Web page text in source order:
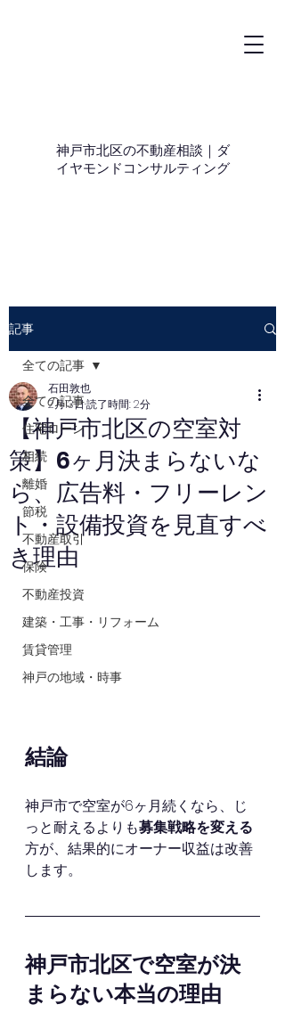
神戸市北区の不動産相談｜ダ
イヤモンドコンサルティング
記事
全ての記事
住宅ローン
相続
離婚
節税
不動産取引
保険
不動産投資
建築・工事・リフォーム
賃貸管理
神戸の地域・時事
全ての記事
【神戸市北区の空室対
策】6ヶ月決まらないな
ら、広告料・フリーレン
ト・設備投資を見直すべ
き理由
石田敦也
2月13日読了時間: 2分
結論
神戸市で空室が6ヶ月続くなら、じ
っと耐えるよりも募集戦略を変える
方が、結果的にオーナー収益は改善
します。
神戸市北区で空室が決
まらない本当の理由